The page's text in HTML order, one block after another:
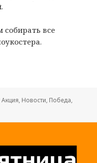
все
авиакомпании
Метки
Акция, Новости, Победа,